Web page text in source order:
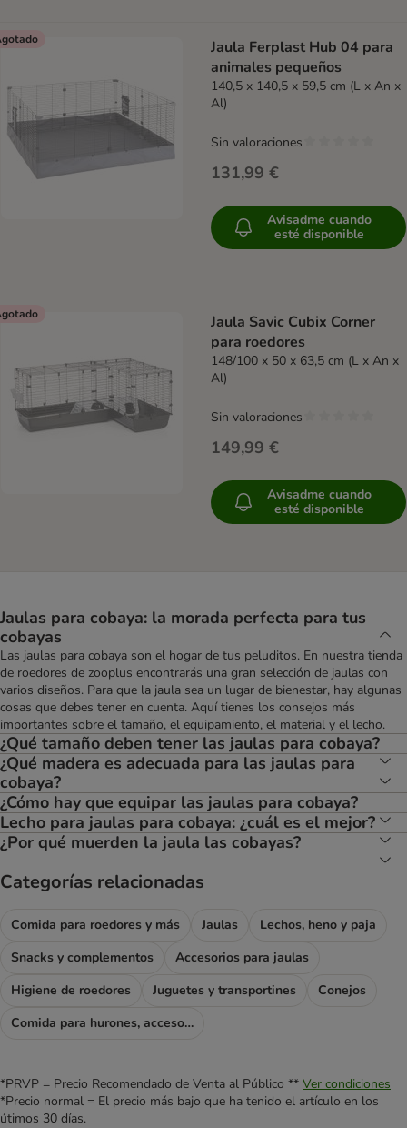
Jaula Ferplast Hub 04 para
animales pequeños
140,5 x 140,5 x 59,5 cm (L x An x
Al)
131,99 €
Sin valoraciones
Avisadme cuando
esté disponible
Jaula Savic Cubix Corner
para roedores
148/100 x 50 x 63,5 cm (L x An x
Al)
149,99 €
Sin valoraciones
Avisadme cuando
esté disponible
Jaulas para cobaya: la morada perfecta para tus
cobayas
Las jaulas para cobaya son el hogar de tus peluditos. En nuestra tienda
de roedores de zooplus encontrarás una gran selección de jaulas con
varios diseños. Para que la jaula sea un lugar de bienestar, hay algunas
cosas que debes tener en cuenta. Aquí tienes los consejos más
importantes sobre el tamaño, el equipamiento, el material y el lecho.
¿Qué tamaño deben tener las jaulas para cobaya?
¿Qué madera es adecuada para las jaulas para
cobaya?
¿Cómo hay que equipar las jaulas para cobaya?
Lecho para jaulas para cobaya: ¿cuál es el mejor?
¿Por qué muerden la jaula las cobayas?
Categorías relacionadas
Comida para roedores y más Jaulas
Lechos, heno y paja
Snacks y complementos
Accesorios para jaulas
Higiene de roedores
Juguetes y transportines
Conejos
Comida para hurones, accesorios para hurones
*PRVP = Precio Recomendado de Venta al Público ** Ver condiciones
*Precio normal = El precio más bajo que ha tenido el artículo en los
útimos 30 días.